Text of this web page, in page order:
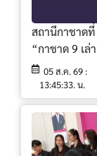
สถานีกาชาดที่
“กาชาด 9 เล่
05 ส.ค. 69 :
13:45:33. น.